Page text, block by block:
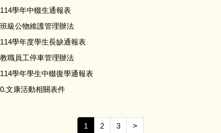
政府公開資訊
數位學習生生用平板
中小學數位學習精進方案計畫
114學年中輟生通報表
班級公物維護管理辦法
114學年度學生長缺通報表
教職員工停車管理辦法
114學年學生中輟復學通報表
0.文康活動相關表件
1 2 3 >